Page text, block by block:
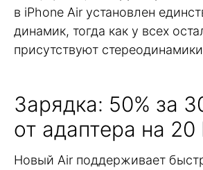
в iPhone Air установлен
динамик, тогда как у всех
присутствуют
Зарядка: 50% за
от адаптера на 20
Новый Air поддерживает